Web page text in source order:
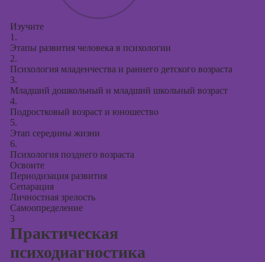
Изучите
1.
Этапы развития человека в психологии
2.
Психология младенчества и раннего детского возраста
3.
Младший дошкольный и младший школьный возраст
4.
Подростковый возраст и юношество
5.
Этап середины жизни
6.
Психология позднего возраста
Освоите
Периодизация развития
Сепарация
Личностная зрелость
Самоопределение
3
Практическая
психодиагностика